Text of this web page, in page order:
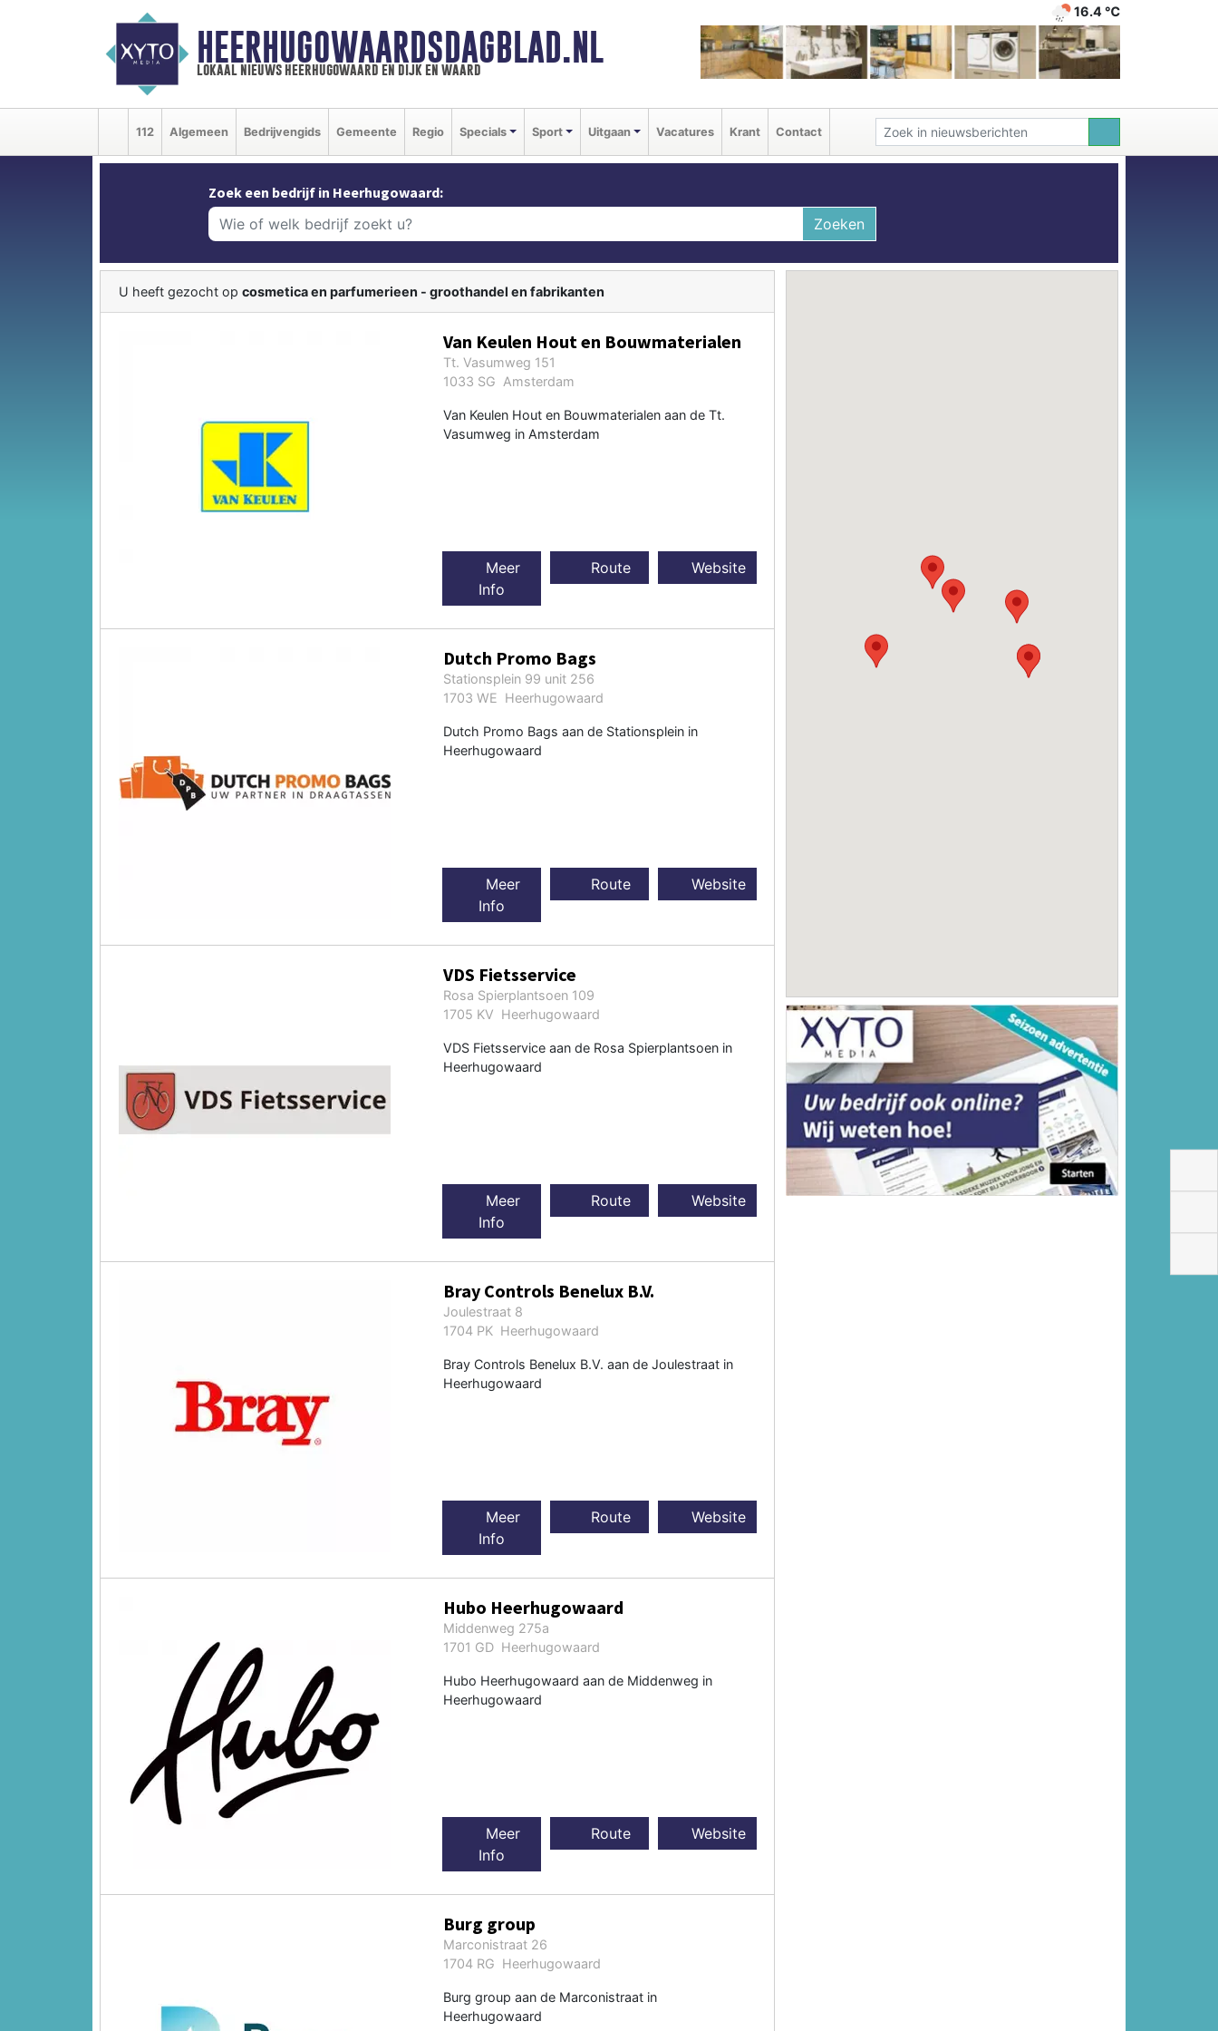
HEERHUGOWAARDSDAGBLAD.NL
lokaal nieuws heerhugowaard en dijk en waard
16.4 ℃
112 Algemeen Bedrijvengids Gemeente Regio Specials Sport Uitgaan Vacatures Krant Contact
Zoek een bedrijf in Heerhugowaard:
Zoeken
U heeft gezocht op cosmetica en parfumerieen - groothandel en fabrikanten
Van Keulen Hout en Bouwmaterialen
Tt. Vasumweg 151
1033 SG Amsterdam
Van Keulen Hout en Bouwmaterialen aan de Tt.
Vasumweg in Amsterdam
Meer
Info
Route Website
Dutch Promo Bags
Stationsplein 99 unit 256
1703 WE Heerhugowaard
Dutch Promo Bags aan de Stationsplein in
Heerhugowaard
Meer
Info
Route Website
VDS Fietsservice
Rosa Spierplantsoen 109
1705 KV Heerhugowaard
VDS Fietsservice aan de Rosa Spierplantsoen in
Heerhugowaard
Meer
Info
Route Website
Bray Controls Benelux B.V.
Joulestraat 8
1704 PK Heerhugowaard
Bray Controls Benelux B.V. aan de Joulestraat in
Heerhugowaard
Meer
Info
Route Website
Hubo Heerhugowaard
Middenweg 275a
1701 GD Heerhugowaard
Hubo Heerhugowaard aan de Middenweg in
Heerhugowaard
Meer
Info
Route Website
Burg group
Marconistraat 26
1704 RG Heerhugowaard
Burg group aan de Marconistraat in
Heerhugowaard